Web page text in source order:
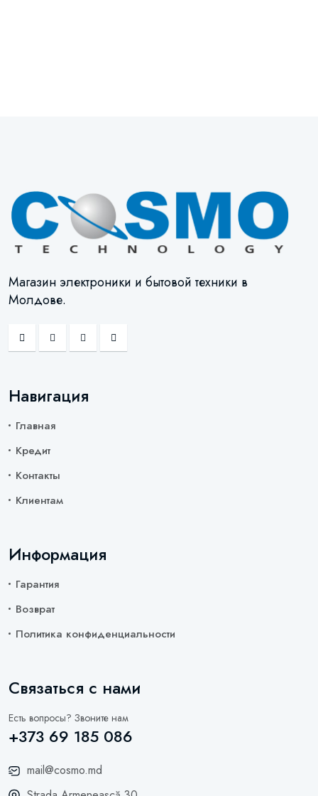
Магазин электроники и бытовой техники в
Молдове.
Навигация
Главная
Кредит
Контакты
Клиентам
Информация
Гарантия
Возврат
Политика конфиденциальности
Связаться с нами
Есть вопросы? Звоните нам
+373 69 185 086
mail@cosmo.md